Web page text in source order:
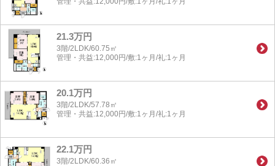
21.3万円
3階/2LDK/60.75㎡
管理・共益:12,000円/敷:1ヶ月/礼:1ヶ月
20.1万円
3階/2LDK/57.78㎡
管理・共益:12,000円/敷:1ヶ月/礼:1ヶ月
22.1万円
3階/2LDK/60.36㎡